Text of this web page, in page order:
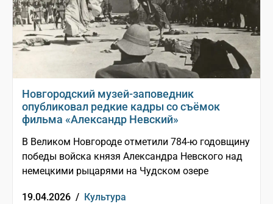
Новгородский музей-заповедник
опубликовал редкие кадры со съёмок
фильма «Александр Невский»
В Великом Новгороде отметили 784-ю годовщину
победы войска князя Александра Невского над
немецкими рыцарями на Чудском озере
19.04.2026 / Культура